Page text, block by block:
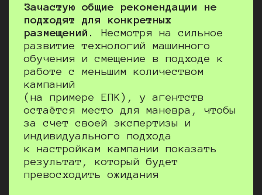
Зачастую общие рекомендации не
подходят для конкретных
размещений. Несмотря на сильное
развитие технологий машинного
обучения и смещение в подходе к
работе с меньшим количеством
кампаний
(на примере ЕПК), у агентств
остаётся место для маневра, чтобы
за счет своей экспертизы и
индивидуального подхода
к настройкам кампании показать
результат, который будет
превосходить ожидания